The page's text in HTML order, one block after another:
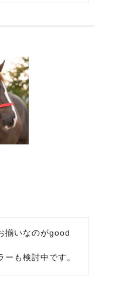
揃いなのがgood
も検討中です。